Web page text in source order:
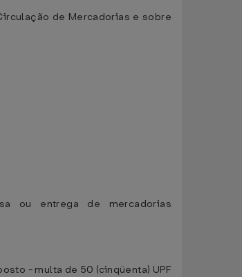
de Mercadorias e sobre
ou entrega de mercadorias
- multa de 50 (cinqüenta) UPF